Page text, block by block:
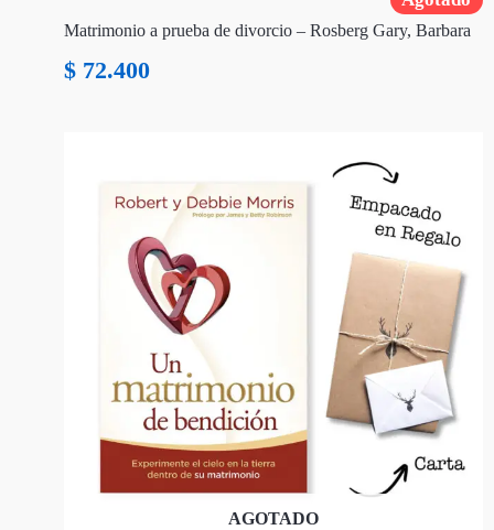
Matrimonio a prueba de divorcio – Rosberg Gary, Barbara
$ 72.400
AGOTADO